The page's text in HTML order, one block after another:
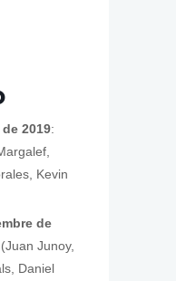
2019:
Kevin
de
Junoy,
Daniel